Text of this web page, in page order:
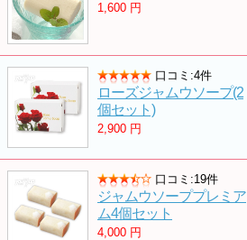
1,600 円
口コミ:4件
ローズジャムウソープ(2
個セット)
2,900 円
口コミ:19件
ジャムウソーププレミア
ム4個セット
4,000 円